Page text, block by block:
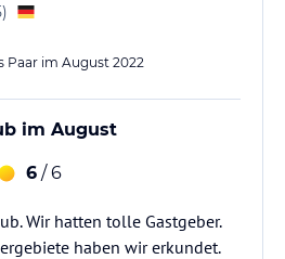
)
Paar im August 2022
im August
6 / 6
Wir hatten tolle Gastgeber.
haben wir erkundet.